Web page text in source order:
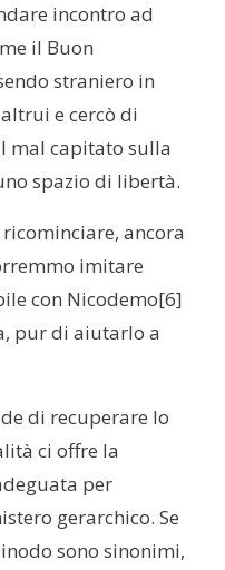
incontro ad
il Buon
straniero in
e cercò di
mal capitato sulla
spazio di libertà.
ancora
imitare
con Nicodemo[6]
pur di aiutarlo a
di recuperare lo
ci offre la
per
gerarchico. Se
sono sinonimi,